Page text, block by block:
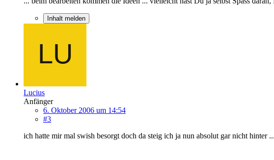
Inhalt melden
Lucius
Anfänger
6. Oktober 2006 um 14:54
#3
ich hatte mir mal swish besorgt doch da steig ich ja nun absolut gar nicht